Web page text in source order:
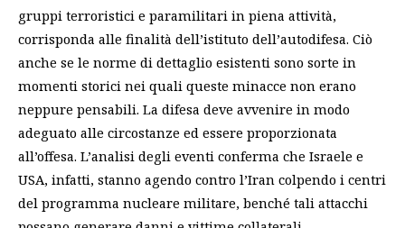
gruppi terroristici e paramilitari in piena attività,
corrisponda alle finalità dell’istituto dell’autodifesa. Ciò
anche se le norme di dettaglio esistenti sono sorte in
momenti storici nei quali queste minacce non erano
neppure pensabili. La difesa deve avvenire in modo
adeguato alle circostanze ed essere proporzionata
all’offesa. L’analisi degli eventi conferma che Israele e
USA, infatti, stanno agendo contro l’Iran colpendo i centri
del programma nucleare militare, benché tali attacchi